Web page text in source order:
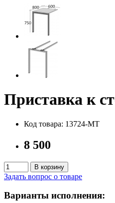
Приставка к
Код товара: 13724-MT
8 500
В корзину
Задать вопрос о товаре
Варианты исполнения: